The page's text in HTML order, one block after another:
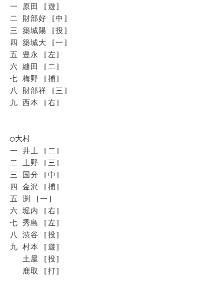
一 原田 [遊]
二 財部好 [中]
三 築城陽 [投]
四 築城大 [一]
五 豊永 [左]
六 縫田 [二]
七 梅野 [捕]
八 財部祥 [三]
九 西本 [右]
◯大村
一 井上 [二]
二 上野 [三]
三 国分 [中]
四 金沢 [捕]
五 渕 [一]
六 堀内 [右]
七 秀島 [左]
八 渋谷 [投]
九 村本 [遊]
土屋 [投]
鹿取 [打]